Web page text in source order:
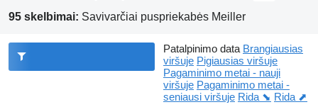
95 skelbimai: Savivarčiai puspriekabės Meiller
Patalpinimo data Brangiausias
viršuje Pigiausias viršuje
Pagaminimo metai - nauji
viršuje Pagaminimo metai -
seniausi viršuje Rida ⬊ Rida ⬈